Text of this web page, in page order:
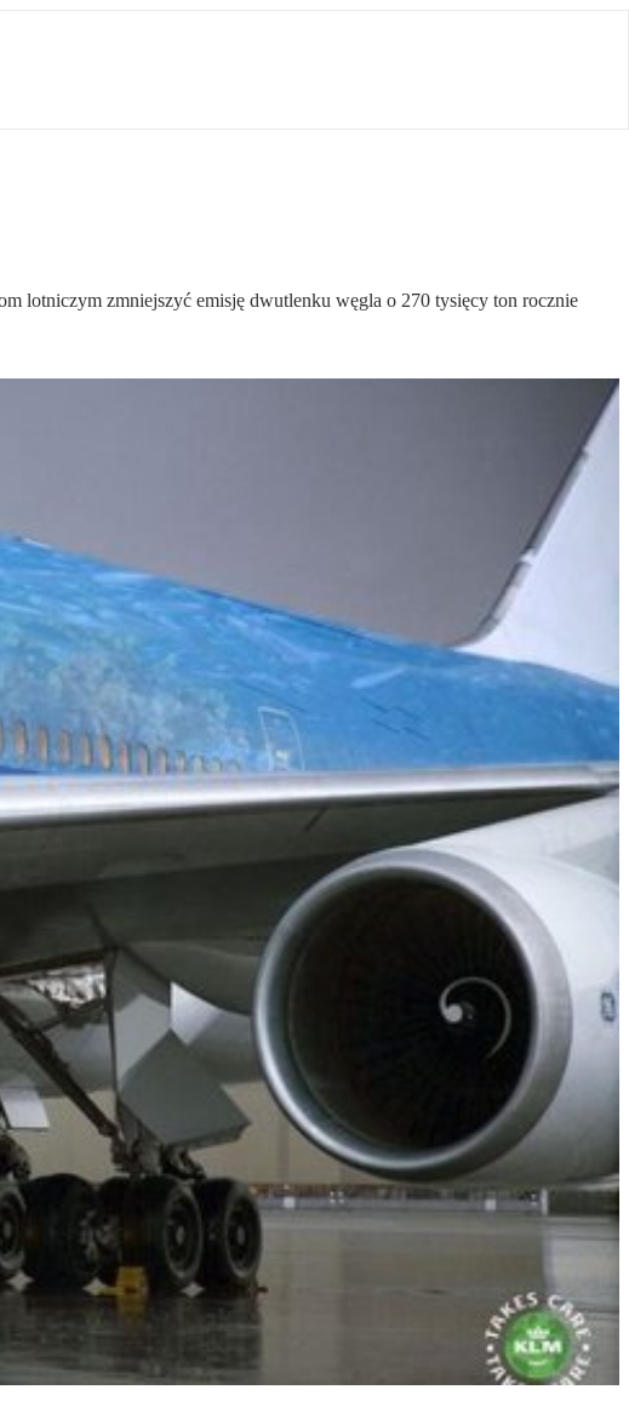
lotniczym zmniejszyć emisję dwutlenku węgla o 270 tysięcy ton rocznie